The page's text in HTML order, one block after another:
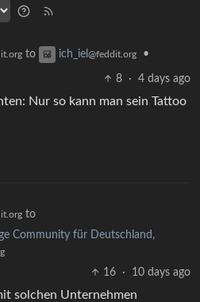
to ich_iel @feddit.org •
8 · 4 days ago
Nur so kann man sein Tattoo
to
Community für Deutschland,
16 · 10 days ago
solchen Unternehmen